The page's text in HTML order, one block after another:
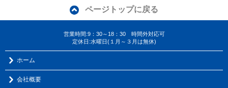
ページトップに戻る
営業時間:9：30～18：30 時間外対応可
定休日:水曜日(１月～３月は無休)
ホーム
会社概要